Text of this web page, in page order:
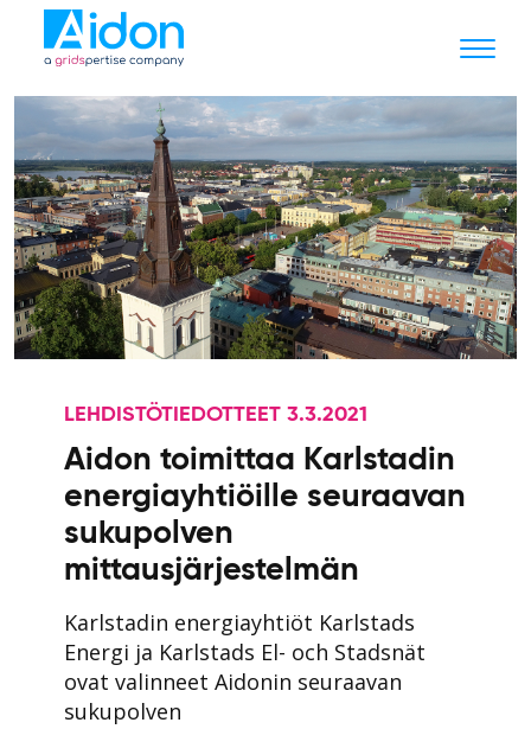
LEHDISTÖTIEDOTTEET 3.3.2021
Aidon toimittaa Karlstadin
energiayhtiöille seuraavan
sukupolven
mittausjärjestelmän
Karlstadin energiayhtiöt Karlstads
Energi ja Karlstads El- och Stadsnät
ovat valinneet Aidonin seuraavan
sukupolven